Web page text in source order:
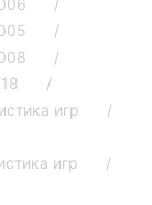
игр
игр